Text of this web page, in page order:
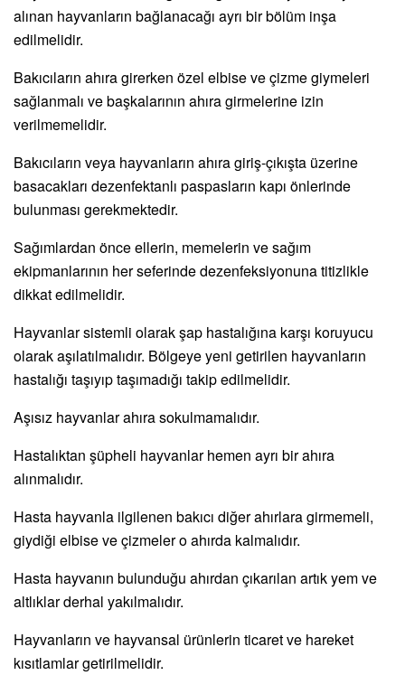
alınan hayvanların bağlanacağı ayrı bir bölüm inşa
edilmelidir.
Bakıcıların ahıra girerken özel elbise ve çizme giymeleri
sağlanmalı ve başkalarının ahıra girmelerine izin
verilmemelidir.
Bakıcıların veya hayvanların ahıra giriş-çıkışta üzerine
basacakları dezenfektanlı paspasların kapı önlerinde
bulunması gerekmektedir.
Sağımlardan önce ellerin, memelerin ve sağım
ekipmanlarının her seferinde dezenfeksiyonuna titizlikle
dikkat edilmelidir.
Hayvanlar sistemli olarak şap hastalığına karşı koruyucu
olarak aşılatılmalıdır. Bölgeye yeni getirilen hayvanların
hastalığı taşıyıp taşımadığı takip edilmelidir.
Aşısız hayvanlar ahıra sokulmamalıdır.
Hastalıktan şüpheli hayvanlar hemen ayrı bir ahıra
alınmalıdır.
Hasta hayvanla ilgilenen bakıcı diğer ahırlara girmemeli,
giydiği elbise ve çizmeler o ahırda kalmalıdır.
Hasta hayvanın bulunduğu ahırdan çıkarılan artık yem ve
altlıklar derhal yakılmalıdır.
Hayvanların ve hayvansal ürünlerin ticaret ve hareket
kısıtlamlar getirilmelidir.